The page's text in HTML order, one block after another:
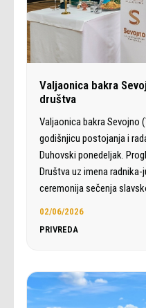
Valjaonica bakra
društva
Valjaonica bakra Sevojno
godišnjicu postojanja i
Duhovski ponedeljak.
Društva uz imena
ceremonija sečenja
02/06/2026
PRIVREDA